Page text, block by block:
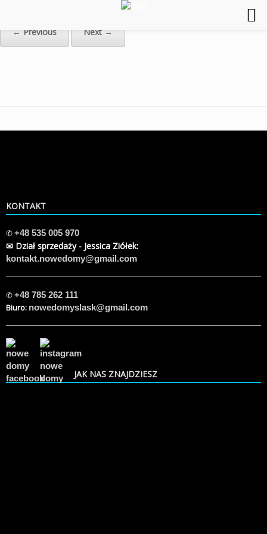
to
← Previous Next →
KONTAKT
✆+48 535 005 970
✉ Dział sprzedaży - Jessica Ziółek:
kontakt.nowedomy@gmail.com
✆+48 785 262 111
Biuro: nowedomyslask@gmail.com
JAK NAS ZNAJDZIESZ